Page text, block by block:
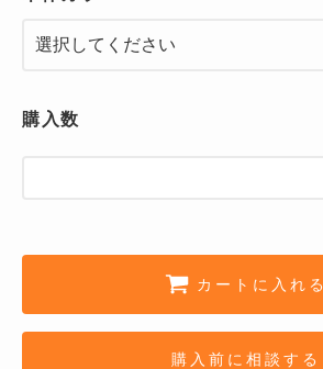
購入数
カートに入れる
購入前に相談する